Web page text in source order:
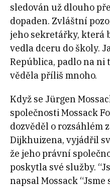
sledován už dlouho
dopaden. Zvláštní
jeho sekretářky, která
vedla dceru do školy.
República, padlo na ni
věděla příliš mnoho.
Když se Jürgen
společnosti Mossack
dozvěděl o rozsáhlém
Dijkhuizena, vyjádřil
že jeho právní
poskytla své služby.
napsal Mossack